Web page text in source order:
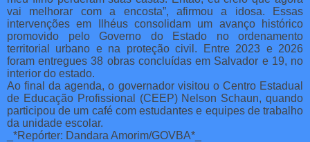
vai melhorar com a encosta”, afirmou a idosa. Essas
intervenções em Ilhéus consolidam um avanço histórico
promovido pelo Governo do Estado no ordenamento
territorial urbano e na proteção civil. Entre 2023 e 2026
foram entregues 38 obras concluídas em Salvador e 19, no
interior do estado.
Ao final da agenda, o governador visitou o Centro Estadual
de Educação Profissional (CEEP) Nelson Schaun, quando
participou de um café com estudantes e equipes de trabalho
da unidade escolar.
_*Repórter: Dandara Amorim/GOVBA*_